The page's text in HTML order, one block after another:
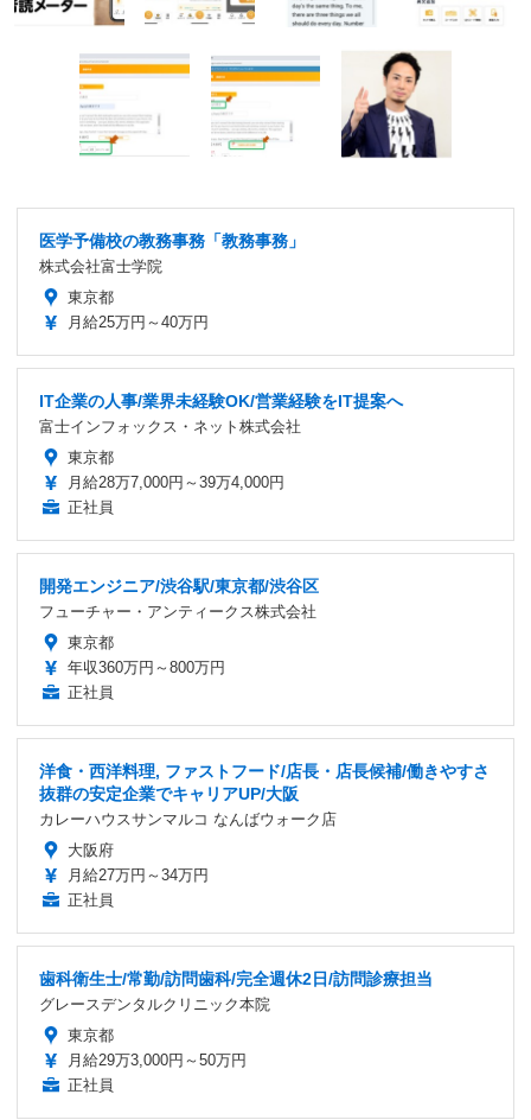
医学予備校の教務事務「教務事務」
株式会社富士学院
東京都
月給25万円～40万円
IT企業の人事/業界未経験OK/営業経験をIT提案へ
富士インフォックス・ネット株式会社
東京都
月給28万7,000円～39万4,000円
正社員
開発エンジニア/渋谷駅/東京都/渋谷区
フューチャー・アンティークス株式会社
東京都
年収360万円～800万円
正社員
洋食・西洋料理, ファストフード/店長・店長候補/働きやすさ
抜群の安定企業でキャリアUP/大阪
カレーハウスサンマルコ なんばウォーク店
大阪府
月給27万円～34万円
正社員
歯科衛生士/常勤/訪問歯科/完全週休2日/訪問診療担当
グレースデンタルクリニック本院
東京都
月給29万3,000円～50万円
正社員